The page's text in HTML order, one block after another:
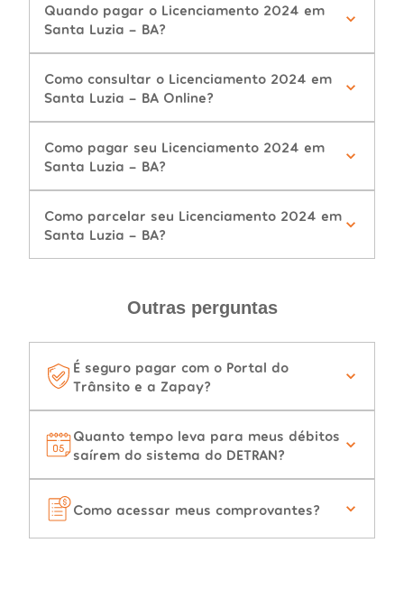
Quando pagar o Licenciamento 2024 em
Santa Luzia - BA?
Como consultar o Licenciamento 2024 em
Santa Luzia - BA Online?
Como pagar seu Licenciamento 2024 em
Santa Luzia - BA?
Como parcelar seu Licenciamento 2024 em
Santa Luzia - BA?
Outras perguntas
É seguro pagar com o Portal do
Trânsito e a Zapay?
Quanto tempo leva para meus débitos
saírem do sistema do DETRAN?
Como acessar meus comprovantes?